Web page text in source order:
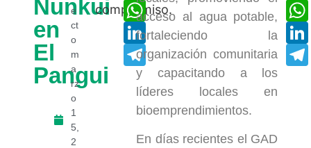
Nunkui
en
El
Pangui
e
ct
o
m
a
rz
o
1
5,
2
WhatsApp
LinkedIn
Telegram
acceso al agua potable,
fortaleciendo la
organización comunitaria
y capacitando a los
líderes locales en
bioemprendimientos.
En días recientes el GAD